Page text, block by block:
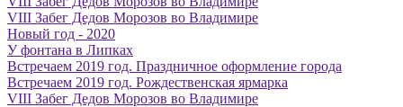
VIII Забег Дедов Морозов во Владимире
Новый год - 2020
У фонтана в Липках
Встречаем 2019 год. Праздничное оформление города
Встречаем 2019 год. Рождественская ярмарка
VIII Забег Дедов Морозов во Владимире